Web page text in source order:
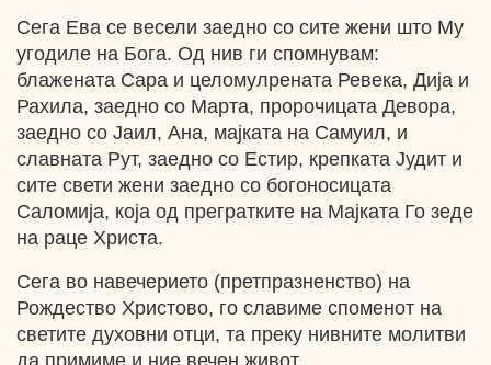
Сега Ева се весели заедно со сите жени што Му
угодиле на Бога. Од нив ги спомнувам:
блажената Сара и целомулрената Ревека, Дија и
Рахила, заедно со Марта, пророчицата Девора,
заедно со Јаил, Ана, мајката на Самуил, и
славната Рут, заедно со Естир, крепката Јудит и
сите свети жени заедно со богоносицата
Саломија, која од прегратките на Мајката Го зеде
на раце Христа.
Сега во навечерието (претпразненство) на
Рождество Христово, го славиме споменот на
светите духовни отци, та преку нивните молитви
да примиме и ние вечен живот.